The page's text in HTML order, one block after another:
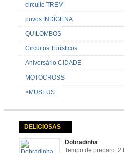
circuito TREM
povos INDÍGENA
QUILOMBOS
Circuitos Turísticos
Aniversário CIDADE
MOTOCROSS
>MUSEUS
DELICIOSAS
Dobradinha
Tempo de preparo: 2